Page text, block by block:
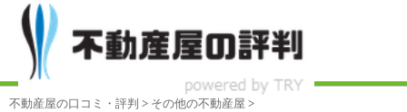
不動産屋の口コミ・評判 > その他の不動産屋 >